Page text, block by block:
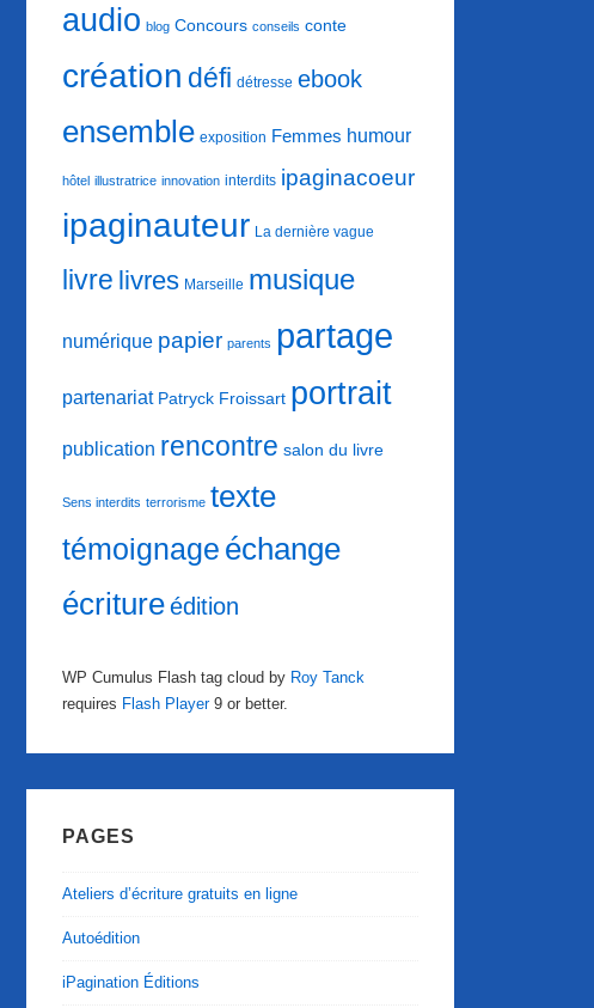
audio blog Concours conseils conte
création défi détresse ebook
ensemble exposition Femmes humour
hôtel illustratrice innovation interdits ipaginacoeur
ipaginauteur La dernière vague
livre livres Marseille musique
numérique papier parents partage
partenariat Patryck Froissart portrait
publication rencontre salon du livre
Sens interdits terrorisme texte
témoignage échange
écritureédition
WP Cumulus Flash tag cloud by Roy Tanck
requires Flash Player9 or better.
PAGES
Ateliers d’écriture gratuits en ligne
Autoédition
iPagination Éditions